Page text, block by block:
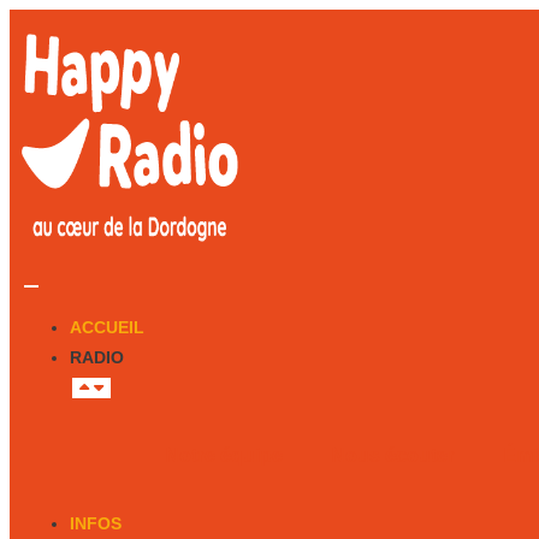
ACCUEIL
RADIO
INFOS